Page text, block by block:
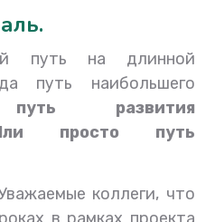
путь на длинной
путь наибольшего
путь развития
просто путь
коллеги, что